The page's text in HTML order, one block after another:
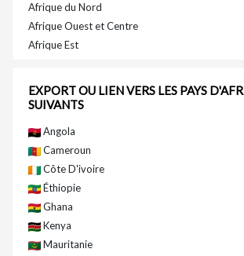
Afrique du Nord
Afrique Ouest et Centre
Afrique Est
EXPORT OU LIEN VERS LES PAYS
SUIVANTS
Angola
Cameroun
Côte D'ivoire
Éthiopie
Ghana
Kenya
Mauritanie